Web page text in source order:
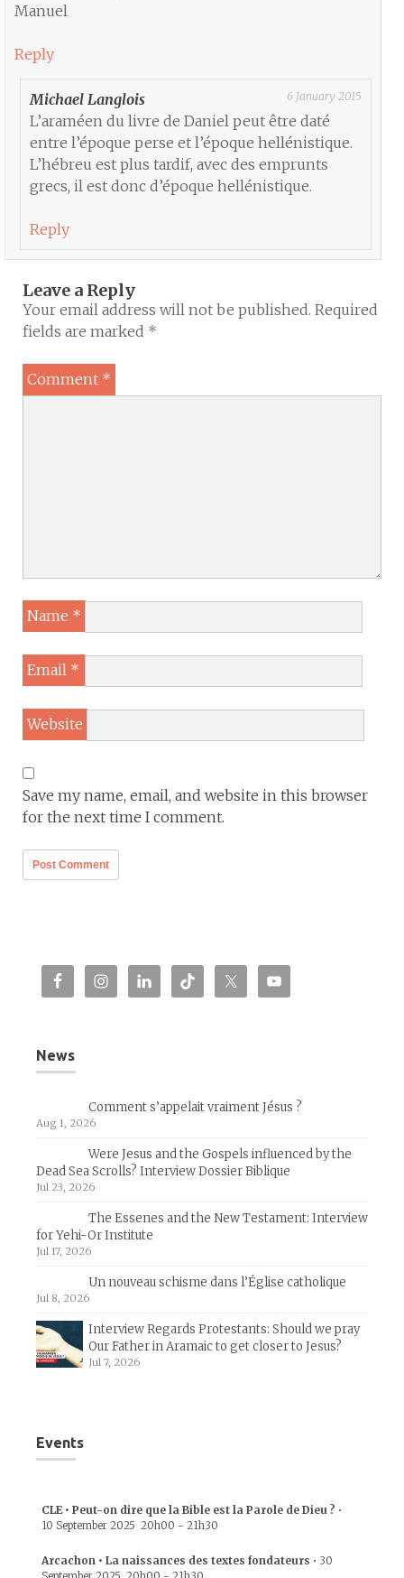
Manuel
Reply
Michael Langlois 6 January 2015
L’araméen du livre de Daniel peut être daté
entre l’époque perse et l’époque hellénistique.
L’hébreu est plus tardif, avec des emprunts
grecs, il est donc d’époque hellénistique.
Reply
Leave a Reply
Your email address will not be published. Required
fields are marked *
Comment *
Name *
Email *
Website
Save my name, email, and website in this browser
for the next time I comment.
News
Comment s’appelait vraiment Jésus ?
Aug 1, 2026
Were Jesus and the Gospels influenced by the
Dead Sea Scrolls? Interview Dossier Biblique
Jul 23, 2026
The Essenes and the New Testament: Interview
for Yehi-Or Institute
Jul 17, 2026
Un nouveau schisme dans l’Église catholique
Jul 8, 2026
Interview Regards Protestants: Should we pray
Our Father in Aramaic to get closer to Jesus?
Jul 7, 2026
Events
CLE • Peut-on dire que la Bible est la Parole de Dieu ? •
10 September 2025 20h00 - 21h30
Arcachon • La naissances des textes fondateurs • 30